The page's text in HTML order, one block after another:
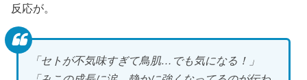
反応が。
「セトが不気味すぎて鳥肌…でも気になる！」